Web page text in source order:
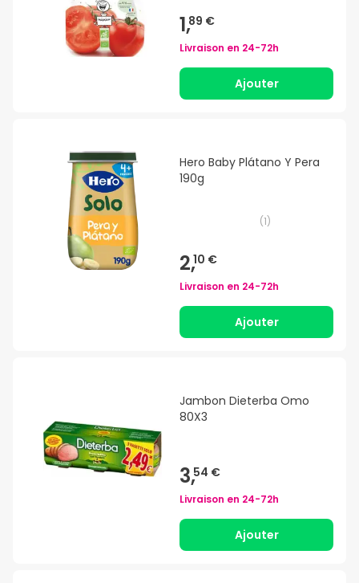
1,89 €
Livraison en 24-72h
Ajouter
Hero Baby Plátano Y Pera
190g
(1)
2,10 €
Livraison en 24-72h
Ajouter
Jambon Dieterba Omo
80X3
3,54 €
Livraison en 24-72h
Ajouter